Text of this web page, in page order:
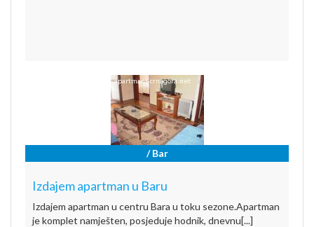
/ Bar
Izdajem apartman u Baru
Izdajem apartman u centru Bara u toku sezone.Apartman
je komplet namješten, posjeduje hodnik, dnevnu[...]